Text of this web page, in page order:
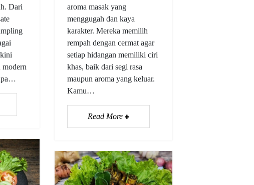
Dari
modern
aroma masak yang
menggugah dan kaya
karakter. Mereka memilih
rempah dengan cermat agar
setiap hidangan memiliki ciri
khas, baik dari segi rasa
maupun aroma yang keluar.
Kamu…
Read More